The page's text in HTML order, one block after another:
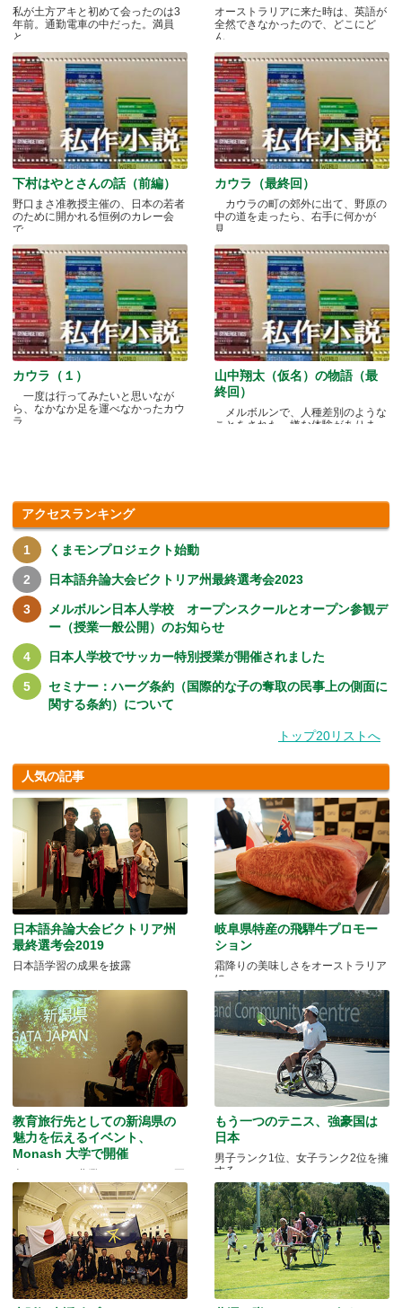
私が土方アキと初めて会ったのは3
年前。通勤電車の中だった。満員
と.....
オーストラリアに来た時は、英語が
全然できなかったので、どこにど
ん.....
下村はやとさんの話（前編）
野口まさ准教授主催の、日本の若者
のために開かれる恒例のカレー会
で.....
カウラ（最終回）
カウラの町の郊外に出て、野原の
中の道を走ったら、右手に何かが
見.....
カウラ（１）
一度は行ってみたいと思いなが
ら、なかなか足を運べなかったカウ
ラ.....
山中翔太（仮名）の物語（最
終回）
メルボルンで、人種差別のような
ことをされた、嫌な体験がありま
アクセスランキング
くまモンプロジェクト始動
日本語弁論大会ビクトリア州最終選考会2023
メルボルン日本人学校 オープンスクールとオープン参観デ
ー（授業一般公開）のお知らせ
日本人学校でサッカー特別授業が開催されました
セミナー：ハーグ条約（国際的な子の奪取の民事上の側面に
関する条約）について
トップ20リストへ
人気の記事
日本語弁論大会ビクトリア州
最終選考会2019
日本語学習の成果を披露
岐阜県特産の飛騨牛プロモー
ション
霜降りの美味しさをオーストラリア
に
教育旅行先としての新潟県の
魅力を伝えるイベント、
Monash 大学で開催
米どころでの農業とモノづくりの両
方を体験できる
もう一つのテニス、強豪国は
日本
男子ランク1位、女子ランク2位を擁
する